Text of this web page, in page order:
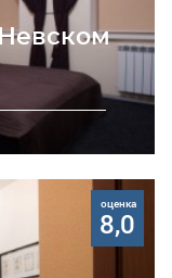
оценка
8,0